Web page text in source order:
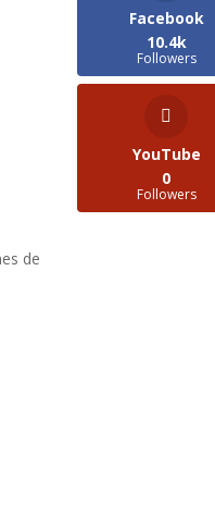
de
Facebook
10.4k
Followers
YouTube
0
Followers